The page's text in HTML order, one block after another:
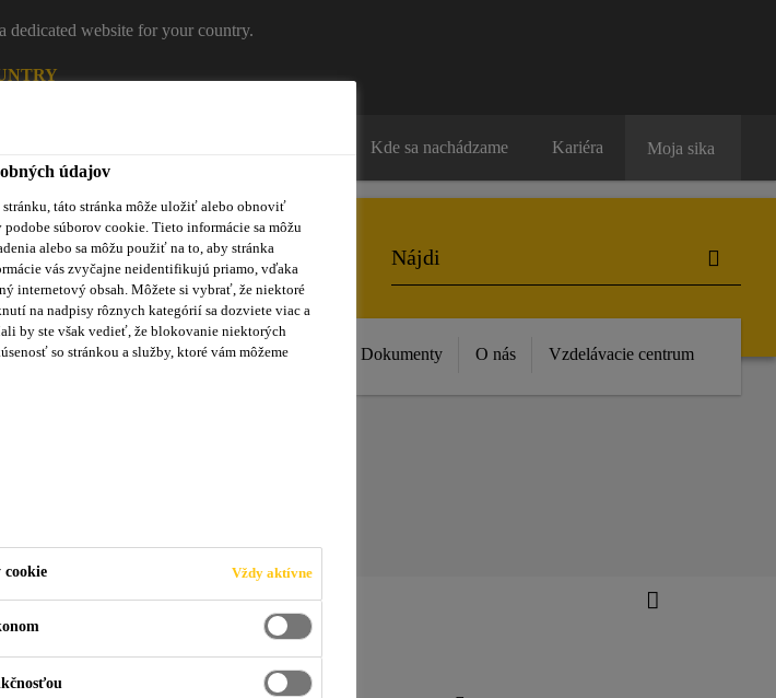
dedicated website for your country.
Kde sa nachádzame Kariéra Moja sika
Blog Školenia Novinky Dokumenty O nás Vzdelávacie centrum
údajov
táto stránka môže uložiť alebo obnoviť
súborov cookie. Tieto informácie sa môžu
alebo sa môžu použiť na to, aby stránka
vás zvyčajne neidentifikujú priamo, vďaka
internetový obsah. Môžete si vybrať, že niektoré
na nadpisy rôznych kategórií sa dozviete viac a
by ste však vedieť, že blokovanie niektorých
so stránkou a služby, ktoré vám môžeme
cookie Vždy aktívne